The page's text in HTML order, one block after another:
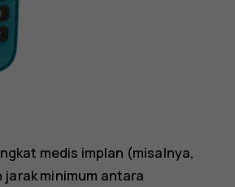
medis implan (misalnya,
minimum antara